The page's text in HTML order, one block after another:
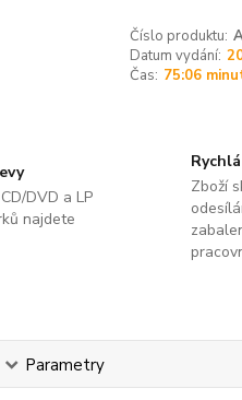
Číslo produktu:
Datum vydání:
Čas: 75:06
DVD a LP
najdete
Zboží
Parametry